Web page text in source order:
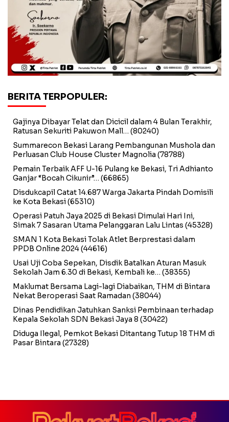
BERITA TERPOPULER:
Gajinya Dibayar Telat dan Dicicil dalam 4 Bulan Terakhir,
Ratusan Sekuriti Pakuwon Mall… (80240)
Summarecon Bekasi Larang Pembangunan Mushola dan
Perluasan Club House Cluster Magnolia (78788)
Pemain Terbaik AFF U-16 Pulang ke Bekasi, Tri Adhianto
Ganjar “Bocah Cikunir”… (66865)
Disdukcapil Catat 14.687 Warga Jakarta Pindah Domisili
ke Kota Bekasi(65310)
Operasi Patuh Jaya 2025 di Bekasi Dimulai Hari Ini,
Simak 7 Sasaran Utama Pelanggaran Lalu Lintas (45328)
SMAN 1 Kota Bekasi Tolak Atlet Berprestasi dalam
PPDB Online 2024(44616)
Usai Uji Coba Sepekan, Disdik Batalkan Aturan Masuk
Sekolah Jam 6.30 di Bekasi, Kembali ke… (38355)
Maklumat Bersama Lagi-lagi Diabaikan, THM di Bintara
Nekat Beroperasi Saat Ramadan (38044)
Dinas Pendidikan Jatuhkan Sanksi Pembinaan terhadap
Kepala Sekolah SDN Bekasi Jaya 8 (30422)
Diduga Ilegal, Pemkot Bekasi Ditantang Tutup 18 THM di
Pasar Bintara (27328)